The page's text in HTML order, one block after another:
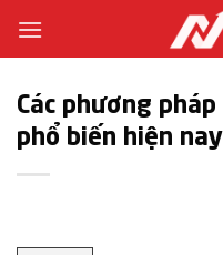
qua
dung
Các phương
phổ biến hiện